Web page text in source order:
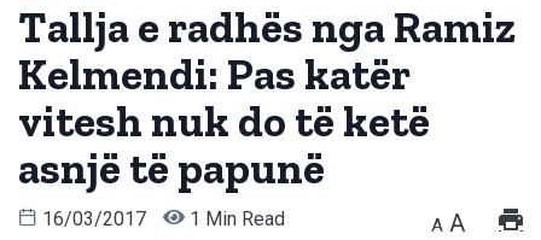
Tallja e radhës nga Ramiz
Kelmendi: Pas katër
vitesh nuk do të ketë
asnjë të papunë
16/03/2017 1 Min Read A A